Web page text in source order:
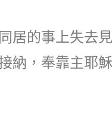
居的事上失去
納，奉靠主耶